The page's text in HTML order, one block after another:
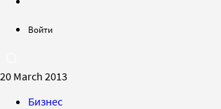
Войти
20 March 2013
Бизнес